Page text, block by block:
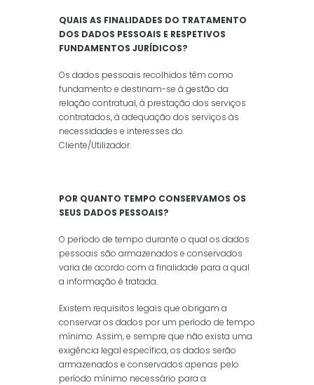
QUAIS AS FINALIDADES DO TRATAMENTO
DOS DADOS PESSOAIS E RESPETIVOS
FUNDAMENTOS JURÍDICOS?
Os dados pessoais recolhidos têm como
fundamento e destinam-se à gestão da
relação contratual, à prestação dos serviços
contratados, à adequação dos serviços às
necessidades e interesses do
Cliente/Utilizador.
POR QUANTO TEMPO CONSERVAMOS OS
SEUS DADOS PESSOAIS?
O período de tempo durante o qual os dados
pessoais são armazenados e conservados
varia de acordo com a finalidade para a qual
a informação é tratada.
Existem requisitos legais que obrigam a
conservar os dados por um período de tempo
mínimo. Assim, e sempre que não exista uma
exigência legal específica, os dados serão
armazenados e conservados apenas pelo
período mínimo necessário para a